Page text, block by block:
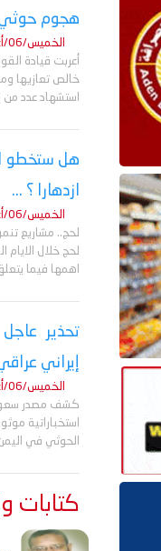
هجوم حوثي
الخميس/06/أغسطس/2026 - 11:51 م
أعربت قيادة
خالص تعازيها
استشهاد عدد
هل ستخطو
ازدهارا ؟ ...
الخميس/06/أغسطس/2026 - 11:33 م
لحج.. مشاريع
لحج خلال الايام
اهمها فيما
تحذير
إيراني
الخميس/06/أغسطس/2026 - 11:30 م
كشف مصدر
استخباراتية
الحوثي في
كتابات